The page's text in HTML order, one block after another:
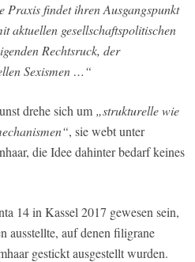
Praxis findet ihren Ausgangspunkt
aktuellen gesellschaftspolitischen
Rechtsruck, der
Sexismen …“
drehe sich um „strukturelle wie
, sie webt unter
die Idee dahinter bedarf keines
14 in Kassel 2017 gewesen sein,
ausstellte, auf denen filigrane
gestickt ausgestellt wurden.